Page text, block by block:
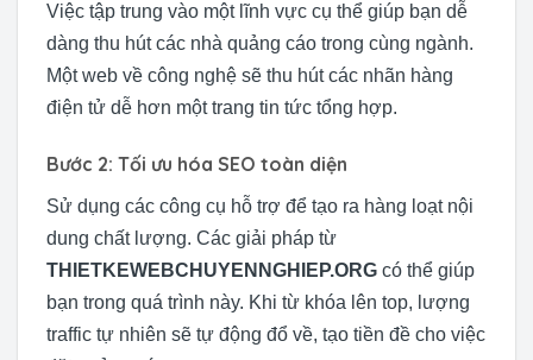
Việc tập trung vào một lĩnh vực cụ thể giúp bạn dễ
dàng thu hút các nhà quảng cáo trong cùng ngành.
Một web về công nghệ sẽ thu hút các nhãn hàng
điện tử dễ hơn một trang tin tức tổng hợp.
Bước 2: Tối ưu hóa SEO toàn diện
Sử dụng các công cụ hỗ trợ để tạo ra hàng loạt nội
dung chất lượng. Các giải pháp từ
THIETKEWEBCHUYENNGHIEP.ORG có thể giúp
bạn trong quá trình này. Khi từ khóa lên top, lượng
traffic tự nhiên sẽ tự động đổ về, tạo tiền đề cho việc